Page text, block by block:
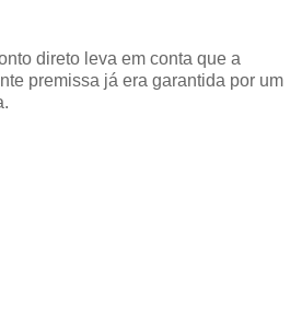
direto leva em conta que a
premissa já era garantida por um